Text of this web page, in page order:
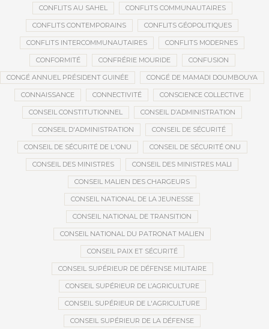
CONFLITS AU SAHEL CONFLITS COMMUNAUTAIRES
CONFLITS CONTEMPORAINS CONFLITS GÉOPOLITIQUES
CONFLITS INTERCOMMUNAUTAIRES CONFLITS MODERNES
CONFORMITÉ CONFRÉRIE MOURIDE CONFUSION
CONGÉ ANNUEL PRÉSIDENT GUINÉE CONGÉ DE MAMADI DOUMBOUYA
CONNAISSANCE CONNECTIVITÉ CONSCIENCE COLLECTIVE
CONSEIL CONSTITUTIONNEL CONSEIL D’ADMINISTRATION
CONSEIL D'ADMINISTRATION CONSEIL DE SÉCURITÉ
CONSEIL DE SÉCURITÉ DE L'ONU CONSEIL DE SÉCURITÉ ONU
CONSEIL DES MINISTRES CONSEIL DES MINISTRES MALI
CONSEIL MALIEN DES CHARGEURS
CONSEIL NATIONAL DE LA JEUNESSE
CONSEIL NATIONAL DE TRANSITION
CONSEIL NATIONAL DU PATRONAT MALIEN
CONSEIL PAIX ET SÉCURITÉ
CONSEIL SUPÉRIEUR DE DÉFENSE MILITAIRE
CONSEIL SUPÉRIEUR DE L’AGRICULTURE
CONSEIL SUPÉRIEUR DE L'AGRICULTURE
CONSEIL SUPÉRIEUR DE LA DÉFENSE